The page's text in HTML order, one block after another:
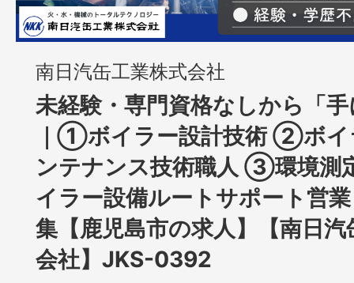
南日汽缶工業株式会社
未経験・専門資格なしから「
｜①ボイラー設計技術 ②ボイ
ンテナンス技術職人 ③環境
イラー設備ルートサポート営
集【鹿児島市の求人】【南日汽
会社】JKS-0392